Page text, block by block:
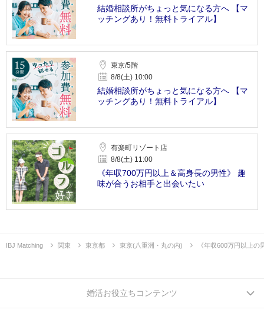
結婚相談所がちょっと気になる方へ 【マ
ッチングあり！無料トライアル】
東京/5階
8/8(土) 10:00
結婚相談所がちょっと気になる方へ 【マ
ッチングあり！無料トライアル】
有楽町リゾート店
8/8(土) 11:00
《年収700万円以上＆高身長の男性》 趣
味が合うお相手と出会いたい
IBJ Matching 関東 東京都 東京(八重洲・丸の内) 《年収600万円以上
婚活お役立ちコンテンツ